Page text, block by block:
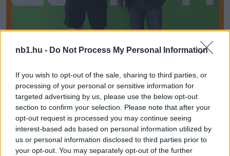
nb1.hu - Do Not Process My Personal Information
If you wish to opt-out of the sale, sharing to third parties, or
processing of your personal or sensitive information for
targeted advertising by us, please use the below opt-out
section to confirm your selection. Please note that after your
opt-out request is processed you may continue seeing
interest-based ads based on personal information utilized by
us or personal information disclosed to third parties prior to
your opt-out. You may separately opt-out of the further
bejelentett a Paks
Nemrég a Paks a Szeged elleni edzőmeccset 6-1-es győzelemmel
zárta. A paksiak ezúttal a keretet érintő változásokról számoltak
be. A […]
2025.06.26 14:48